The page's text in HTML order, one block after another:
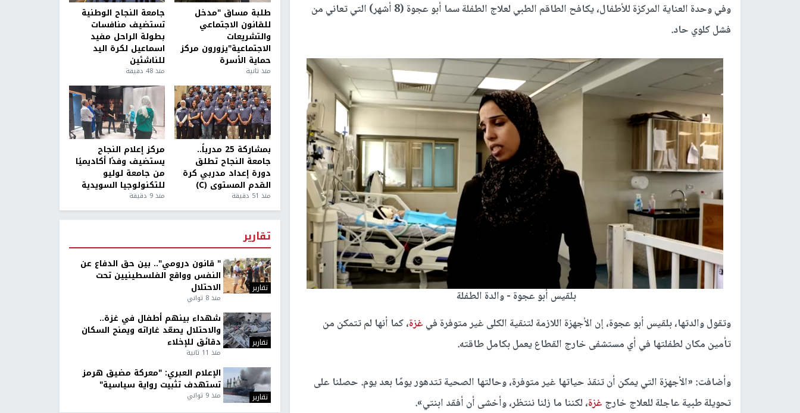
وفي وحدة العناية المركزة للأطفال، يكافح الطاقم الطبي لعلاج الطفلة سما أبو عجوة (8 أشهر) التي تعاني من
فشل كلوي حاد.
بلقيس أبو عجوة - والدة الطفلة
وتقول والدتها، بلقيس أبو عجوة، إن الأجهزة اللازمة لتنقية الكلى غير متوفرة في غزة، كما أنها لم تتمكن من
تأمين مكان لطفلتها في أي مستشفى خارج القطاع يعمل بكامل طاقته.
وأضافت: «الأجهزة التي يمكن أن تنقذ حياتها غير متوفرة، وحالتها الصحية تتدهور يومًا بعد يوم. حصلنا على
تحويلة طبية عاجلة للعلاج خارج غزة، لكننا ما زلنا ننتظر، وأخشى أن أفقد ابنتي».
طلبة مساق "مدخل
للقانون الاجتماعي
والتشريعات
الاجتماعية"يزورون مركز
حماية الأسرة
منذ ثانية
جامعة النجاح الوطنية
تستضيف منافسات
بطولة الراحل مفيد
اسماعيل لكرة اليد
للناشئين
منذ 48 دقيقة
بمشاركة 25 مدرباً..
جامعة النجاح تطلق
دورة إعداد مدربي كرة
القدم المستوى (C)
منذ 51 دقيقة
مركز إعلام النجاح
يستضيف وفدًا أكاديميًا
من جامعة لوليو
للتكنولوجيا السويدية
منذ 9 دقيقة
تقارير
تقارير
" قانون درومي".. بين حق الدفاع عن
النفس وواقع الفلسطينيين تحت
الاحتلال
منذ 8 ثواني
تقارير
شهداء بينهم أطفال في غزة..
والاحتلال يصعّد غاراته ويمنح السكان
دقائق للإخلاء
منذ 11 ثانية
تقارير
الإعلام العبري: "معركة مضيق هرمز
تستهدف تثبيت رواية سياسية"
منذ 9 ثواني